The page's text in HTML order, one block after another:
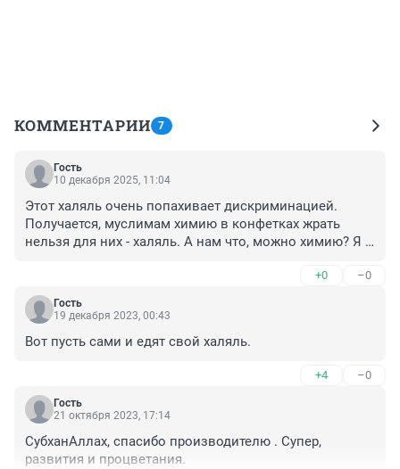
КОММЕНТАРИИ 7
Гость
10 декабря 2025, 11:04
Этот халяль очень попахивает дискриминацией.
Получается, муслимам химию в конфетках жрать
нельзя для них - халяль. А нам что, можно химию? Я
ужас, никогда не возьму, там специфический и
жестокий убой, но вот про конфеты и печенье,
например, как это понимать? Я по своим
Получается-мне с красителями и пальмовым маслом
+0 –0
Гость
19 декабря 2023, 00:43
Вот пусть сами и едят свой халяль.
+4 –0
Гость
21 октября 2023, 17:14
СубханАллах, спасибо производителю . Супер,
развития и процветания.